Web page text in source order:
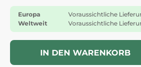
Europa
Voraussichtliche
Weltweit
Voraussichtliche
IN DEN WARENKORB